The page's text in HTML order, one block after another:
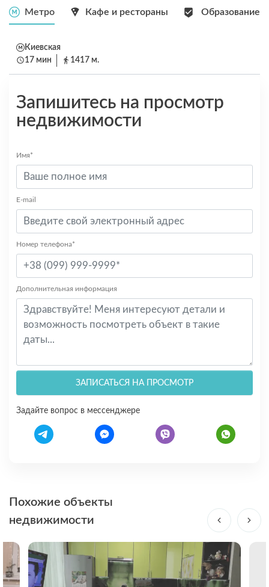
Метро Кафе и рестораны Образование
Киевская
17 мин
1417 м.
Запишитесь на просмотр
недвижимости
Имя*
E-mail
Номер телефона*
Дополнительная информация
ЗАПИСАТЬСЯ НА ПРОСМОТР
Задайте вопрос в мессенджере
Похожие объекты
недвижимости